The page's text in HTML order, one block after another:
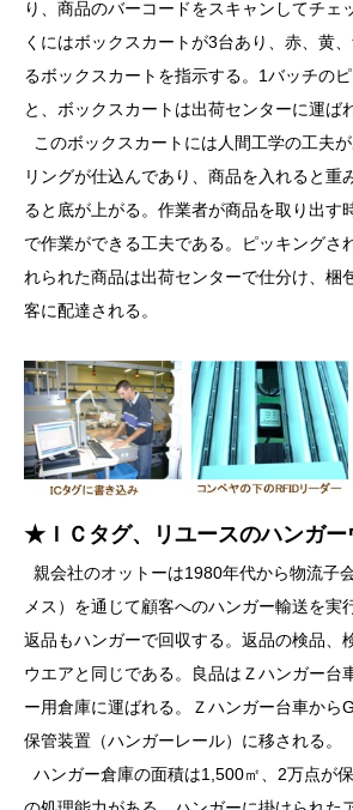
り、商品のバーコードをスキャンしてチェ
くにはボックスカートが3台あり、赤、黄
るボックスカートを指示する。1バッチの
と、ボックスカートは出荷センターに運ば
このボックスカートには人間工学の工夫
リングが仕込んであり、商品を入れると重
ると底が上がる。作業者が商品を取り出す
で作業ができる工夫である。ピッキングさ
れられた商品は出荷センターで仕分け、梱
客に配達される。
★ＩＣタグ、リユースのハンガー
親会社のオットーは1980年代から物流子
メス）を通じて顧客へのハンガー輸送を実
返品もハンガーで回収する。返品の検品、
ウエアと同じである。良品はＺハンガー台
ー用倉庫に運ばれる。Ｚハンガー台車から
保管装置（ハンガーレール）に移される。
ハンガー倉庫の面積は1,500㎡、2万点が